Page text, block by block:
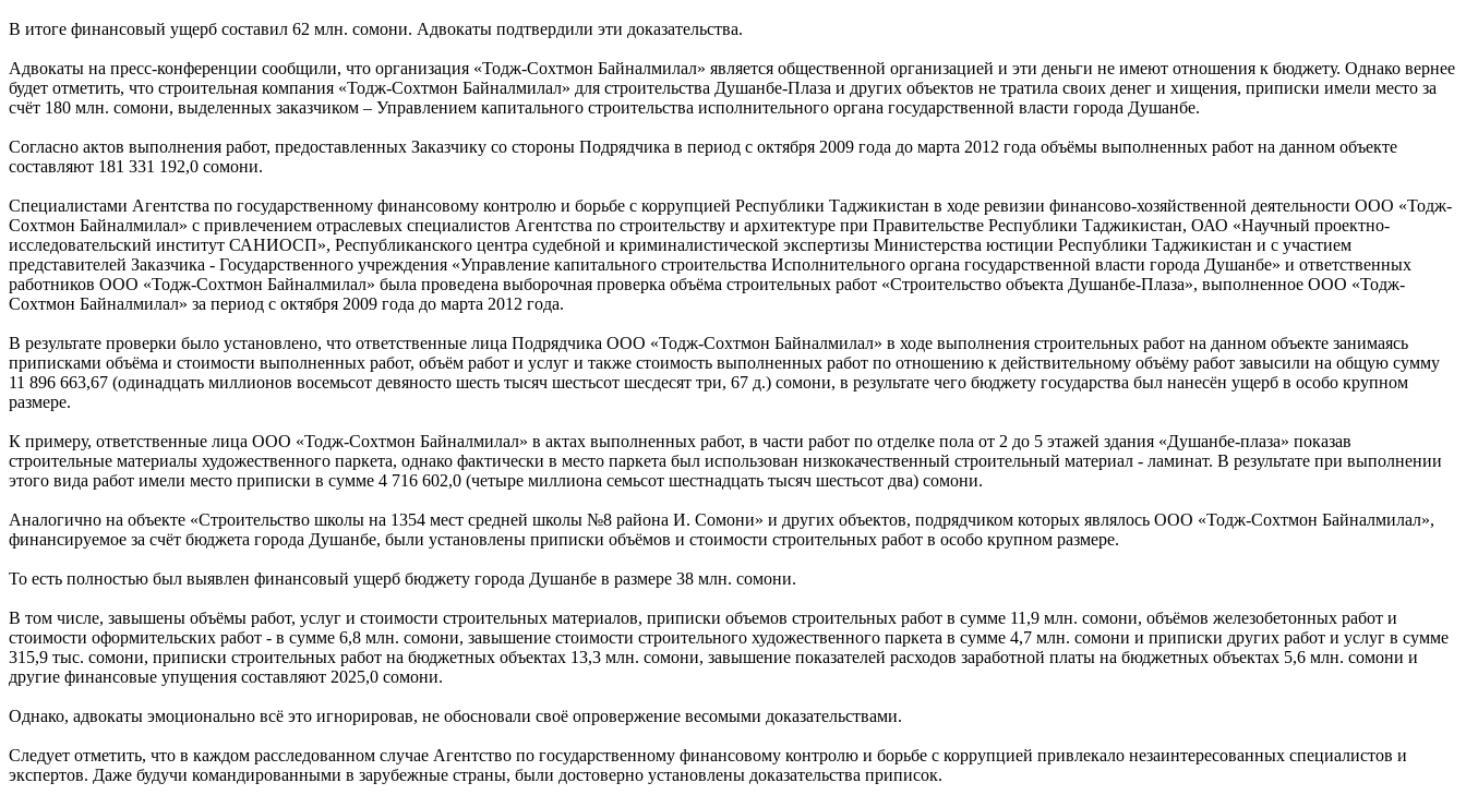
В итоге финансовый ущерб составил 62 млн. сомони. Адвокаты подтвердили эти доказательства.
Адвокаты на пресс-конференции сообщили, что организация «Тодж-Сохтмон Байналмилал» является общественной организацией и эти деньги не имеют отношения к бюджету. Однако вернее
будет отметить, что строительная компания «Тодж-Сохтмон Байналмилал» для строительства Душанбе-Плаза и других объектов не тратила своих денег и хищения, приписки имели место за
счёт 180 млн. сомони, выделенных заказчиком – Управлением капитального строительства исполнительного органа государственной власти города Душанбе.
Согласно актов выполнения работ, предоставленных Заказчику со стороны Подрядчика в период с октября 2009 года до марта 2012 года объёмы выполненных работ на данном объекте
составляют 181 331 192,0 сомони.
Специалистами Агентства по государственному финансовому контролю и борьбе с коррупцией Республики Таджикистан в ходе ревизии финансово-хозяйственной деятельности ООО «Тодж-
Сохтмон Байналмилал» с привлечением отраслевых специалистов Агентства по строительству и архитектуре при Правительстве Республики Таджикистан, ОАО «Научный проектно-
исследовательский институт САНИОСП», Республиканского центра судебной и криминалистической экспертизы Министерства юстиции Республики Таджикистан и с участием
представителей Заказчика - Государственного учреждения «Управление капитального строительства Исполнительного органа государственной власти города Душанбе» и ответственных
работников ООО «Тодж-Сохтмон Байналмилал» была проведена выборочная проверка объёма строительных работ «Строительство объекта Душанбе-Плаза», выполненное ООО «Тодж-
Сохтмон Байналмилал» за период с октября 2009 года до марта 2012 года.
В результате проверки было установлено, что ответственные лица Подрядчика ООО «Тодж-Сохтмон Байналмилал» в ходе выполнения строительных работ на данном объекте занимаясь
приписками объёма и стоимости выполненных работ, объём работ и услуг и также стоимость выполненных работ по отношению к действительному объёму работ завысили на общую сумму
11 896 663,67 (одинадцать миллионов восемьсот девяносто шесть тысяч шестьсот шесдесят три, 67 д.) сомони, в результате чего бюджету государства был нанесён ущерб в особо крупном
размере.
К примеру, ответственные лица ООО «Тодж-Сохтмон Байналмилал» в актах выполненных работ, в части работ по отделке пола от 2 до 5 этажей здания «Душанбе-плаза» показав
строительные материалы художественного паркета, однако фактически в место паркета был использован низкокачественный строительный материал - ламинат. В результате при выполнении
этого вида работ имели место приписки в сумме 4 716 602,0 (четыре миллиона семьсот шестнадцать тысяч шестьсот два) сомони.
Аналогично на объекте «Строительство школы на 1354 мест средней школы №8 района И. Сомони» и других объектов, подрядчиком которых являлось ООО «Тодж-Сохтмон Байналмилал»,
финансируемое за счёт бюджета города Душанбе, были установлены приписки объёмов и стоимости строительных работ в особо крупном размере.
То есть полностью был выявлен финансовый ущерб бюджету города Душанбе в размере 38 млн. сомони.
В том числе, завышены объёмы работ, услуг и стоимости строительных материалов, приписки объемов строительных работ в сумме 11,9 млн. сомони, объёмов железобетонных работ и
стоимости оформительских работ - в сумме 6,8 млн. сомони, завышение стоимости строительного художественного паркета в сумме 4,7 млн. сомони и приписки других работ и услуг в сумме
315,9 тыс. сомони, приписки строительных работ на бюджетных объектах 13,3 млн. сомони, завышение показателей расходов заработной платы на бюджетных объектах 5,6 млн. сомони и
другие финансовые упущения составляют 2025,0 сомони.
Однако, адвокаты эмоционально всё это игнорировав, не обосновали своё опровержение весомыми доказательствами.
Следует отметить, что в каждом расследованном случае Агентство по государственному финансовому контролю и борьбе с коррупцией привлекало незаинтересованных специалистов и
экспертов. Даже будучи командированными в зарубежные страны, были достоверно установлены доказательства приписок.